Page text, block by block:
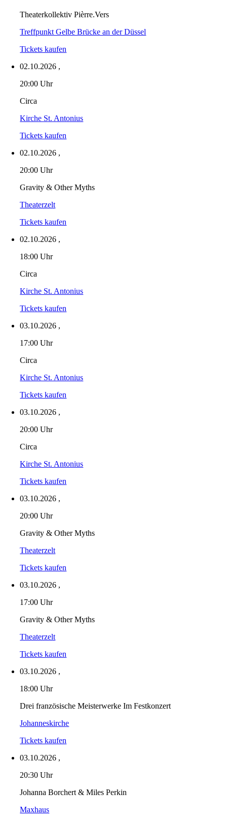
Theaterkollektiv Pièrre.Vers
Treffpunkt Gelbe Brücke an der Düssel
Tickets kaufen
02.10.2026 ,
20:00 Uhr
Circa
Kirche St. Antonius
Tickets kaufen
02.10.2026 ,
20:00 Uhr
Gravity & Other Myths
Theaterzelt
Tickets kaufen
02.10.2026 ,
18:00 Uhr
Circa
Kirche St. Antonius
Tickets kaufen
03.10.2026 ,
17:00 Uhr
Circa
Kirche St. Antonius
Tickets kaufen
03.10.2026 ,
20:00 Uhr
Circa
Kirche St. Antonius
Tickets kaufen
03.10.2026 ,
20:00 Uhr
Gravity & Other Myths
Theaterzelt
Tickets kaufen
03.10.2026 ,
17:00 Uhr
Gravity & Other Myths
Theaterzelt
Tickets kaufen
03.10.2026 ,
18:00 Uhr
Drei französische Meisterwerke Im Festkonzert
Johanneskirche
Tickets kaufen
03.10.2026 ,
20:30 Uhr
Johanna Borchert & Miles Perkin
Maxhaus